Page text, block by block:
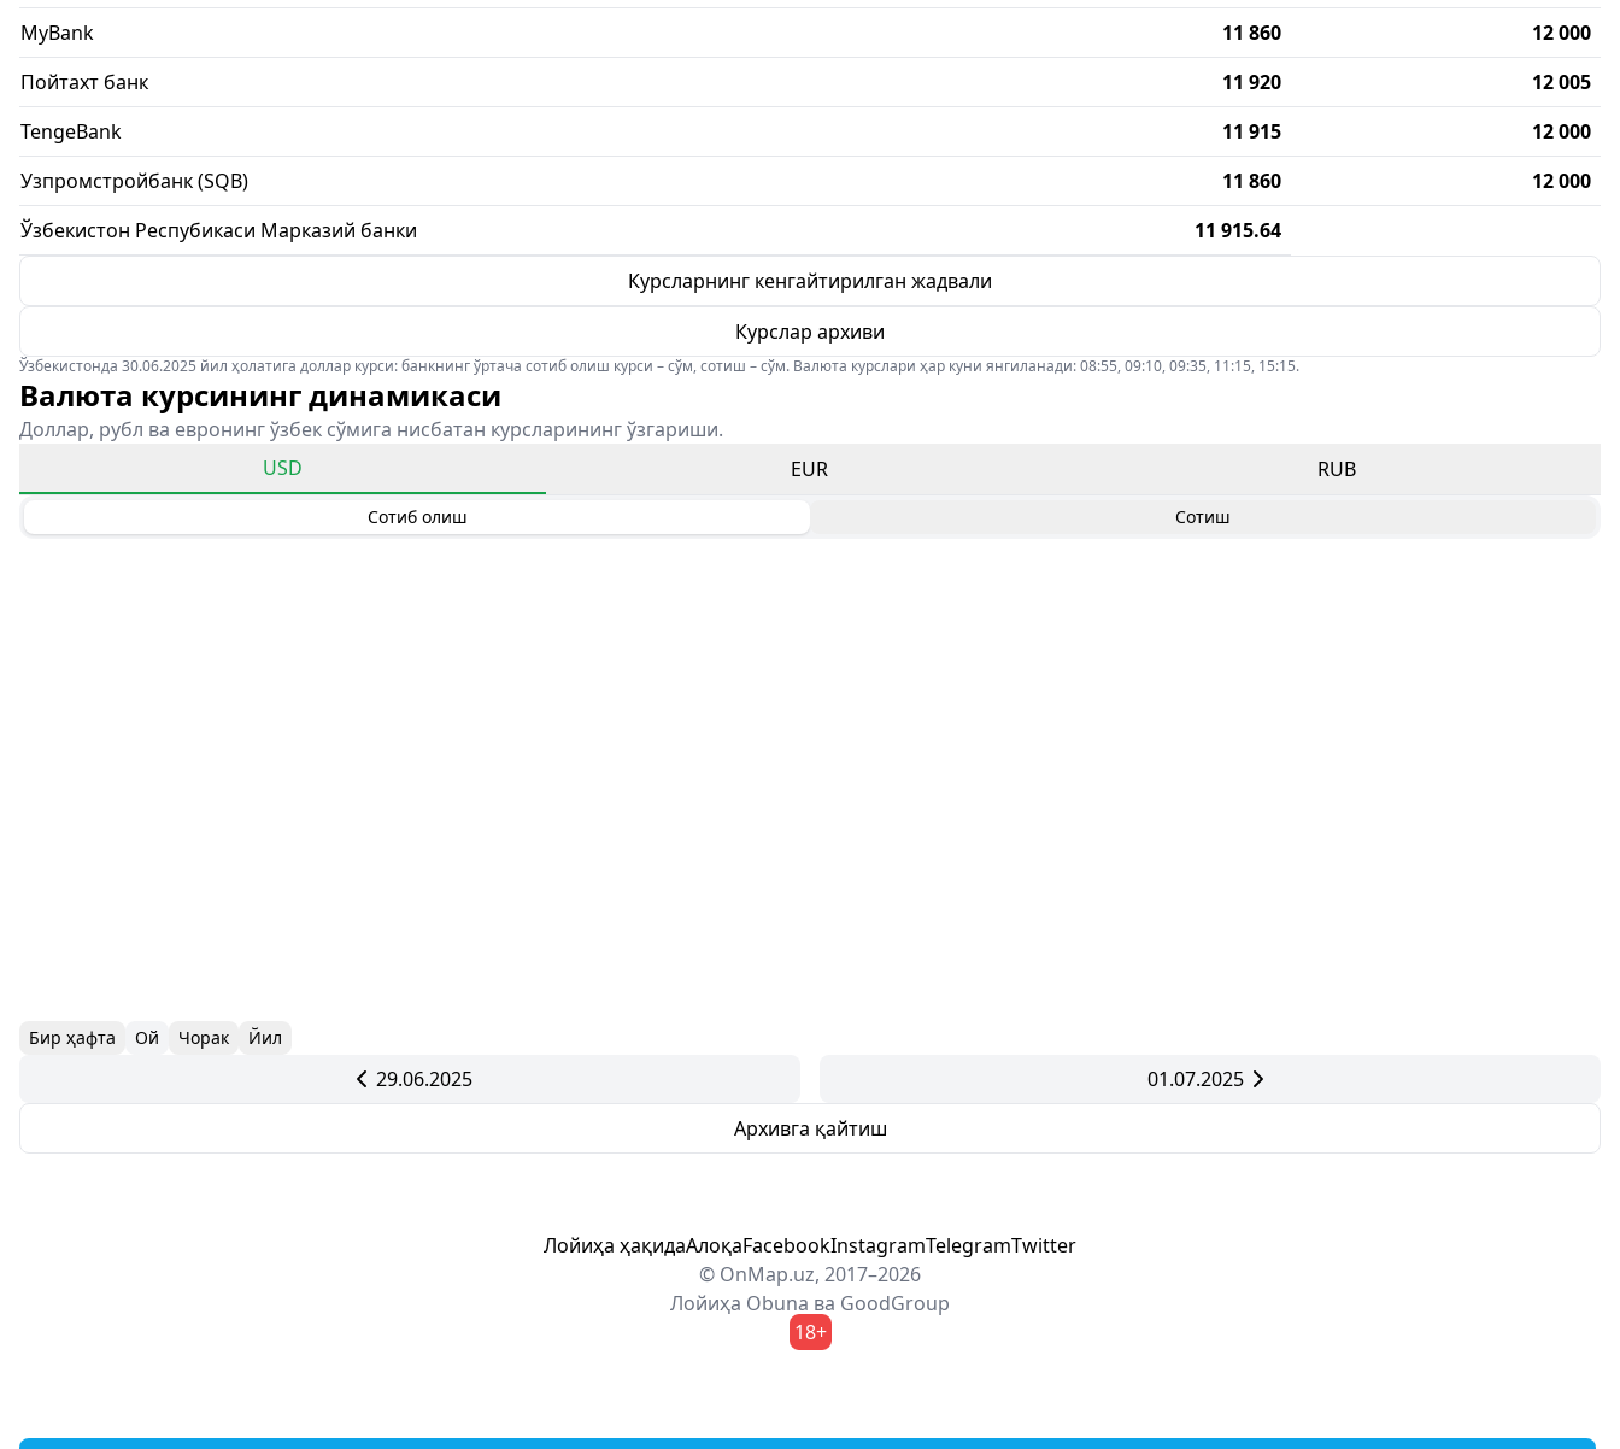
MyBank
11 860
12 000
Пойтахт банк
11 920
12 005
TengeBank
11 915
12 000
Узпромстройбанк (SQB)
11 860
12 000
Ўзбекистон Респубикаси Марказий банки
11 915.64
Курсларнинг кенгайтирилган жадвали
Курслар архиви
Ўзбекистонда 30.06.2025 йил ҳолатига доллар курси: банкнинг ўртача сотиб олиш курси – сўм, сотиш – сўм. Валюта курслари ҳар куни янгиланади: 08:55, 09:10, 09:35, 11:15, 15:15.
Валюта курсининг динамикаси
Доллар, рубл ва евронинг ўзбек сўмига нисбатан курсларининг ўзгариши.
USD
EUR RUB
Сотиб олиш Сотиш
Бир ҳафта Ой Чорак Йил
29.06.2025
01.07.2025
Архивга қайтиш
Лойиҳа ҳақидаАлоқаFacebookInstagramTelegramTwitter
© OnMap.uz, 2017–2026
Лойиҳа Obuna ва GoodGroup
18+